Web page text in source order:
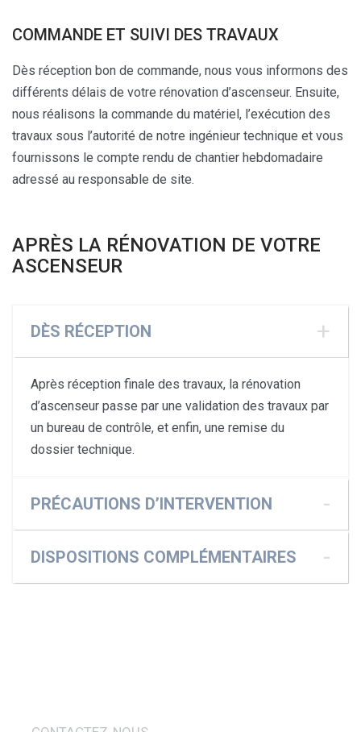
COMMANDE ET SUIVI DES TRAVAUX
Dès réception bon de commande, nous vous informons des
différents délais de votre rénovation d’ascenseur. Ensuite,
nous réalisons la commande du matériel, l’exécution des
travaux sous l’autorité de notre ingénieur technique et vous
fournissons le compte rendu de chantier hebdomadaire
adressé au responsable de site.
APRÈS LA RÉNOVATION DE VOTRE
ASCENSEUR
DÈS RÉCEPTION
Après réception finale des travaux, la rénovation
d’ascenseur passe par une validation des travaux par
un bureau de contrôle, et enfin, une remise du
dossier technique.
PRÉCAUTIONS D’INTERVENTION
DISPOSITIONS COMPLÉMENTAIRES